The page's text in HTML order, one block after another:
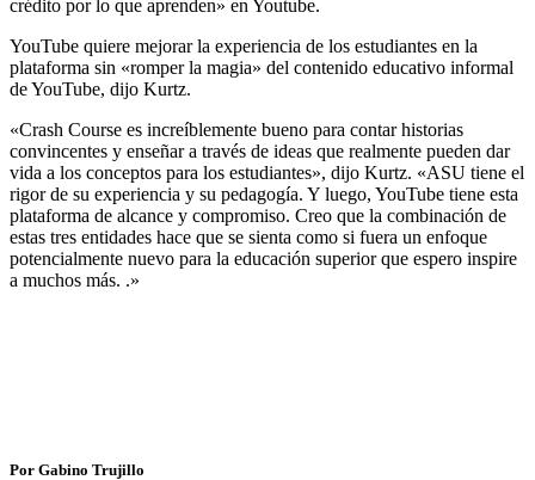
crédito por lo que aprenden» en Youtube.
YouTube quiere mejorar la experiencia de los estudiantes en la
plataforma sin «romper la magia» del contenido educativo informal
de YouTube, dijo Kurtz.
«Crash Course es increíblemente bueno para contar historias
convincentes y enseñar a través de ideas que realmente pueden dar
vida a los conceptos para los estudiantes», dijo Kurtz. «ASU tiene el
rigor de su experiencia y su pedagogía. Y luego, YouTube tiene esta
plataforma de alcance y compromiso. Creo que la combinación de
estas tres entidades hace que se sienta como si fuera un enfoque
potencialmente nuevo para la educación superior que espero inspire
a muchos más. .»
Por Gabino Trujillo